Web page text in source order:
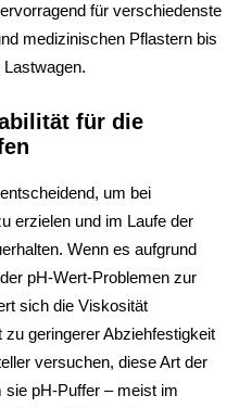
für verschiedenste
medizinischen Pflastern bis
für die
um bei
erzielen und im Laufe der
Wenn es aufgrund
pH-Wert-Problemen zur
sich die Viskosität
geringerer Abziehfestigkeit
versuchen, diese Art der
pH-Puffer – meist im